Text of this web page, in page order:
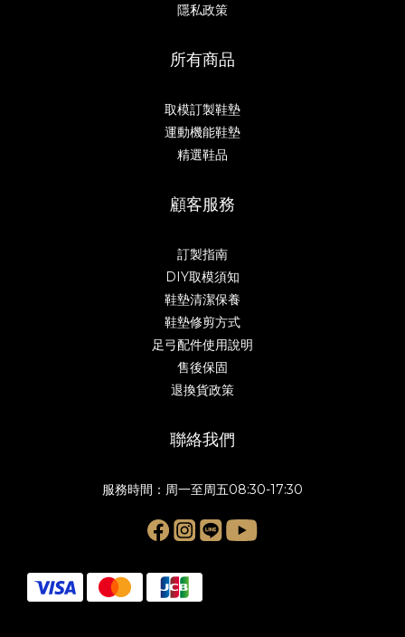
隱私政策
所有商品
取模訂製鞋墊
運動機能鞋墊
精選鞋品
顧客服務
訂製指南
DIY取模須知
鞋墊清潔保養
鞋墊修剪方式
足弓配件使用說明
售後保固
退換貨政策
聯絡我們
服務時間：周一至周五08:30-17:30